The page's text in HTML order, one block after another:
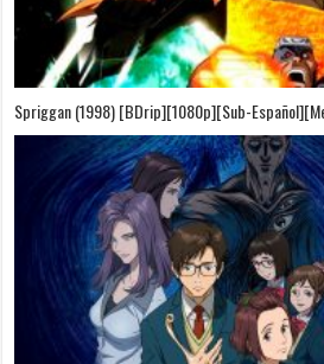
Spriggan (1998) [BDrip][1080p][Sub-